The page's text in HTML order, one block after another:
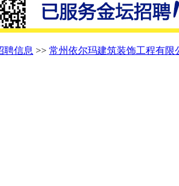
聘信息 >> 常州依尔玛建筑装饰工程有限